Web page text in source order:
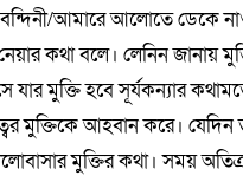
বন্দিনী/আমারে আলোতে ডেকে
কথা বলে। লেনিন
যার মুক্তি হবে সূর্যকন্যার
মুক্তিকে আহবান করে। যেদিন
মুক্তির কথা। সময়